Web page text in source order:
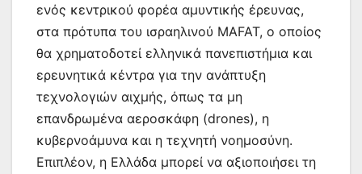
ενός κεντρικού φορέα αμυντικής έρευνας,
στα πρότυπα του ισραηλινού MAFAT, ο οποίος
θα χρηματοδοτεί ελληνικά πανεπιστήμια και
ερευνητικά κέντρα για την ανάπτυξη
τεχνολογιών αιχμής, όπως τα μη
επανδρωμένα αεροσκάφη (drones), η
κυβερνοάμυνα και η τεχνητή νοημοσύνη.
Επιπλέον, η Ελλάδα μπορεί να αξιοποιήσει τη